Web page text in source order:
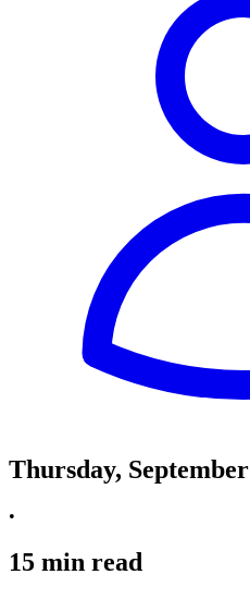
Thursday,
•
15 min read